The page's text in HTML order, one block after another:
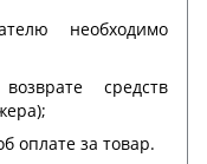
необходимо
средств
оплате за товар.